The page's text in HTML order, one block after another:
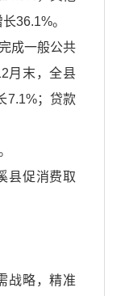
36.1%。
成一般公共
月末，全县
7.1%；贷款
县促消费取
战略，精准